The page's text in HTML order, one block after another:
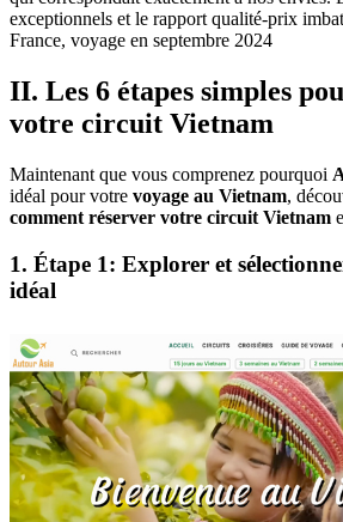
exceptionnels et le rapport qualité-prix
France, voyage en septembre 2024
II. Les 6 étapes simples
votre circuit Vietnam
Maintenant que vous comprenez pourquoi
idéal pour votre voyage au Vietnam,
comment réserver votre circuit Vietnam
1. Étape 1: Explorer et
idéal